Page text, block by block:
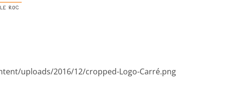
uploads/2016/12/cropped-Logo-Carré.png